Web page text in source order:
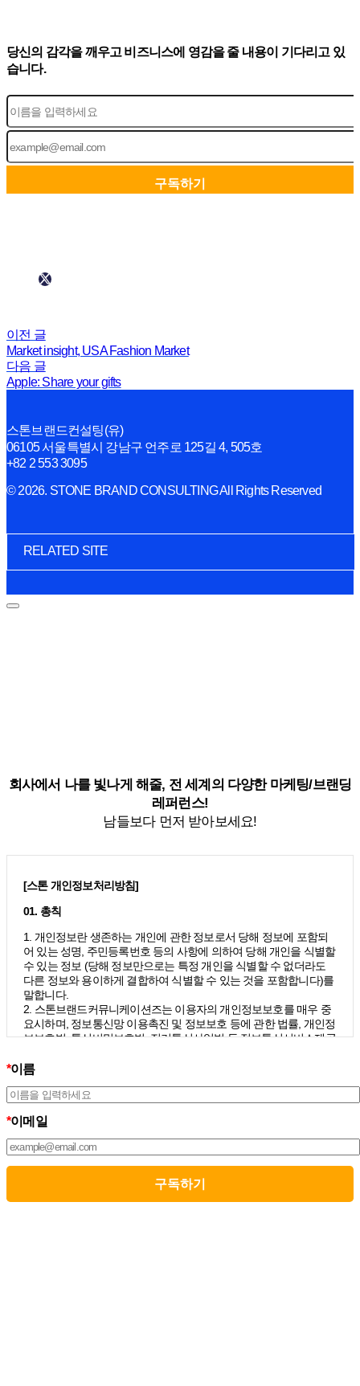
당신의 감각을 깨우고 비즈니스에 영감을 줄 내용이 기다리고 있
습니다.
이전 글
Market insight, USA Fashion Market
다음 글
Apple: Share your gifts
스톤브랜드컨설팅(유)
06105 서울특별시 강남구 언주로 125길 4, 505호
+82 2 553 3095
© 2026. STONE BRAND CONSULTING All Rights Reserved
RELATED SITE
회사에서 나를 빛나게 해줄, 전 세계의 다양한 마케팅/브랜딩
레퍼런스!
남들보다 먼저 받아보세요!
[스톤 개인정보처리방침]
01. 총칙
1. 개인정보란 생존하는 개인에 관한 정보로서 당해 정보에 포함되
어 있는 성명, 주민등록번호 등의 사항에 의하여 당해 개인을 식별할
수 있는 정보 (당해 정보만으로는 특정 개인을 식별할 수 없더라도
다른 정보와 용이하게 결합하여 식별할 수 있는 것을 포함합니다)를
말합니다.
2. 스톤브랜드커뮤니케이션즈는 이용자의 개인정보보호를 매우 중
요시하며, 정보통신망 이용촉진 및 정보보호 등에 관한 법률, 개인정
보보호법, 통신비밀보호법, 전기통신사업법 등 정보통신서비스제공
개인정보처리방침을 통하여 이용자가 제공하는 개인정보가 어떠한
치가 취해지고 있는지 알려드립니다.
선을 위하여 개정하는데 필요한 절차를 정하고 있으며, 개인정보처
리방침을 회사의 필요와 사회적 변화에 맞게 변경할 수 있습니다. 그
리고 개인정보처리방침을 개정하는 경우 버전번호 등을 부여하여
개정된 사항을 이용자께서 쉽게 알아볼 수 있도록 하고 있습니다.
02. 수집하는 개인정보의 항목 및 수집방법
*이름
*이메일